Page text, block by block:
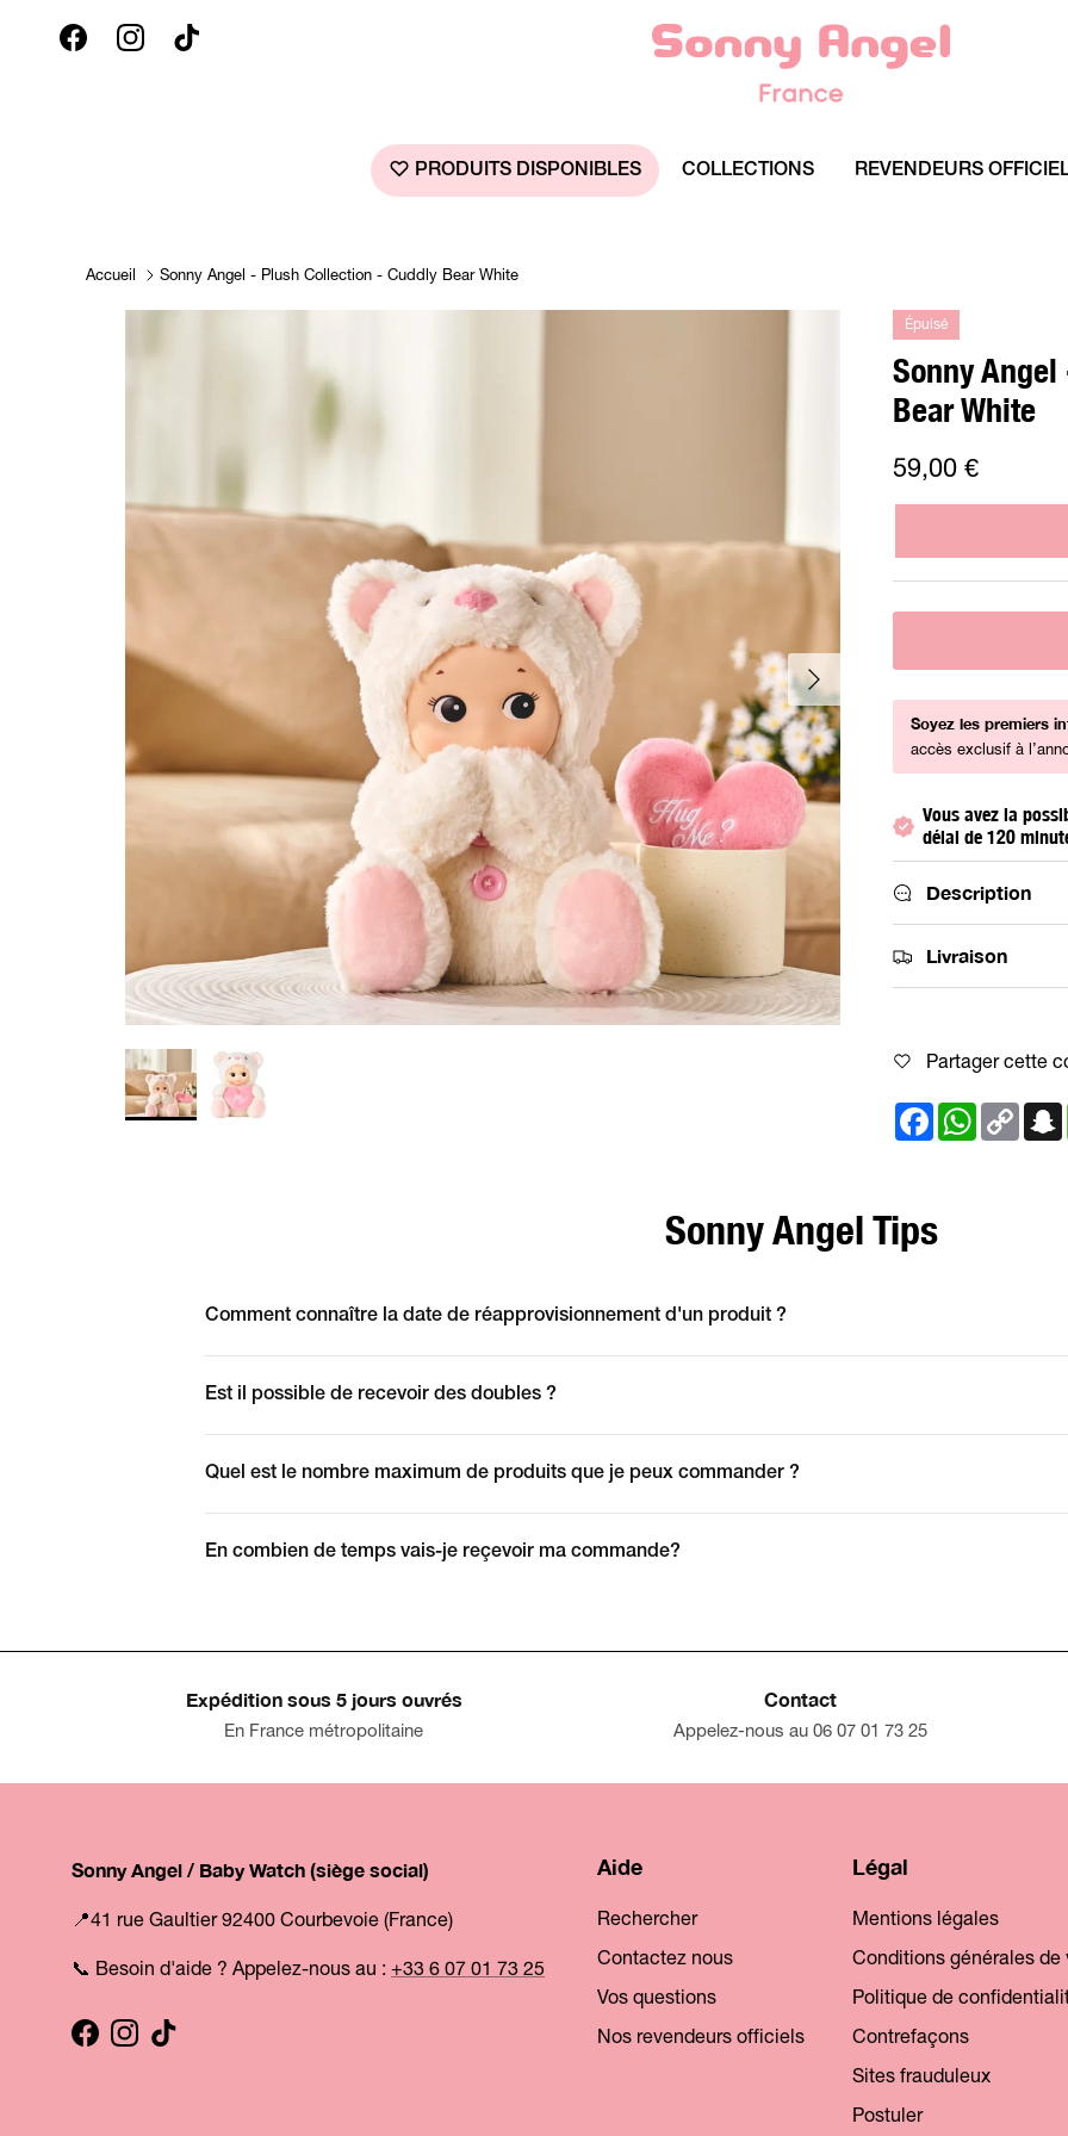
FacebookInstagramTikTok
PRODUITS DISPONIBLES COLLECTIONS REVENDEURS
Accueil Sonny Angel - Plush Collection - Cuddly Bear White
Suivant
Épuisé
Sonny
Bear White
59,00 €
Soyez les premiers
accès exclusif à
Vous avez la
délai de 120
Description
Livraison
Partager cette
FacebookWhatsApp
Copy
Link
Sonny Angel Tips
Comment connaître la date de réapprovisionnement d'un produit ?
Est il possible de recevoir des doubles ?
Quel est le nombre maximum de produits que je peux commander ?
En combien de temps vais-je reçevoir ma commande?
Expédition sous 5 jours ouvrés
En France métropolitaine
Contact
Appelez-nous au 06 07 01 73 25
Sonny Angel / Baby Watch (siège social)
📍41 rue Gaultier 92400 Courbevoie (France)
📞 Besoin d'aide ? Appelez-nous au : +33 6 07 01 73 25
Facebook
Instagram
TikTok
Aide
Rechercher
Contactez nous
Vos questions
Nos revendeurs officiels
Légal
Mentions légales
Conditions générales de
Politique de
Contrefaçons
Sites frauduleux
Postuler